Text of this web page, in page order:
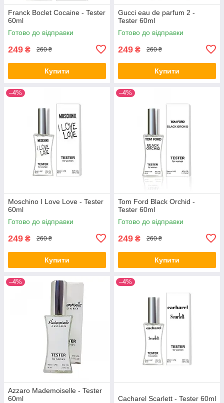
Franck Boclet Cocaine - Tester
60ml
Готово до відправки
249 ₴ 260 ₴
Купити
Gucci eau de parfum 2 -
Tester 60ml
Готово до відправки
249 ₴ 260 ₴
Купити
–4%
Moschino I Love Love - Tester
60ml
Готово до відправки
249 ₴ 260 ₴
Купити
–4%
Tom Ford Black Orchid -
Tester 60ml
Готово до відправки
249 ₴ 260 ₴
Купити
–4%
Azzaro Mademoiselle - Tester
60ml
–4%
Cacharel Scarlett - Tester 60ml